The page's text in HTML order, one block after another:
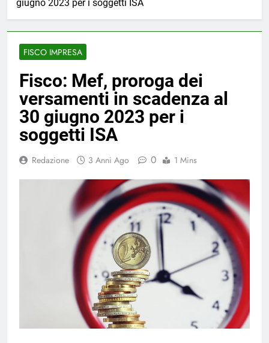
giugno 2023 per i soggetti ISA
FISCO IMPRESA
Fisco: Mef, proroga dei
versamenti in scadenza al
30 giugno 2023 per i
soggetti ISA
Redazione 3 Anni Ago 0 1 Mins